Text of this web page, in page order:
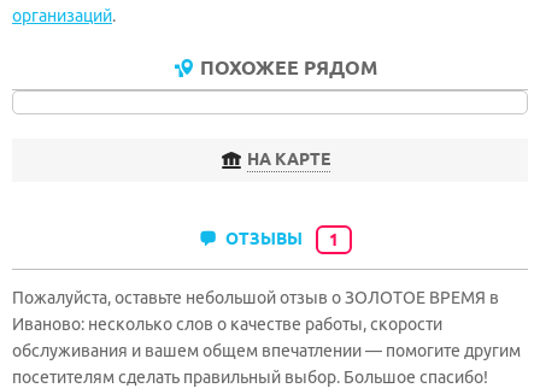
организаций.
ПОХОЖЕЕ РЯДОМ
НА КАРТЕ
ОТЗЫВЫ 1
Пожалуйста, оставьте небольшой отзыв о ЗОЛОТОЕ ВРЕМЯ в
Иваново: несколько слов о качестве работы, скорости
обслуживания и вашем общем впечатлении — помогите другим
посетителям сделать правильный выбор. Большое спасибо!